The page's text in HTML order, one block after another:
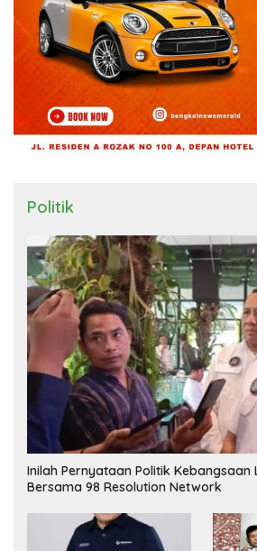
Politik
Inilah Pernyataan Politik
Bersama 98 Resolution Network